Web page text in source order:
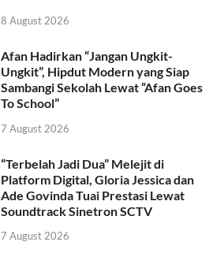
8 August 2026
Afan Hadirkan “Jangan Ungkit-
Ungkit”, Hipdut Modern yang Siap
Sambangi Sekolah Lewat “Afan Goes
To School”
7 August 2026
“Terbelah Jadi Dua” Melejit di
Platform Digital, Gloria Jessica dan
Ade Govinda Tuai Prestasi Lewat
Soundtrack Sinetron SCTV
7 August 2026